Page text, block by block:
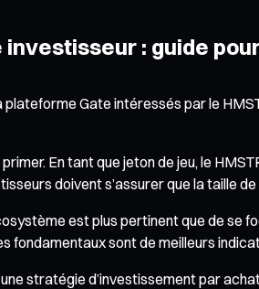
: guide
plateforme Gate intéressés par le
En tant que jeton de jeu, le
doivent s’assurer que la taille
est plus pertinent que de se
fondamentaux sont de meilleurs
stratégie d’investissement par